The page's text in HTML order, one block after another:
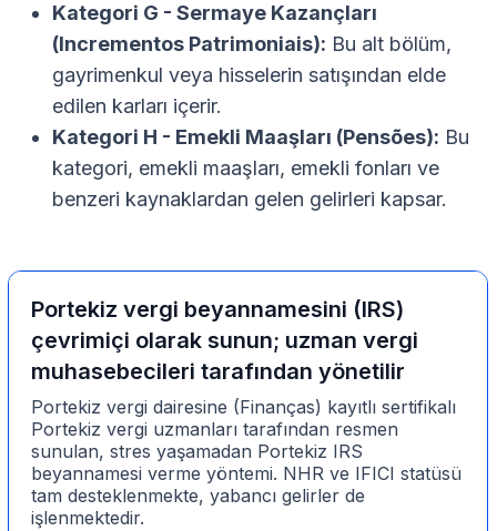
Kategori G - Sermaye Kazançları
(Incrementos Patrimoniais): Bu alt bölüm,
gayrimenkul veya hisselerin satışından elde
edilen karları içerir.
Kategori H - Emekli Maaşları (Pensões): Bu
kategori, emekli maaşları, emekli fonları ve
benzeri kaynaklardan gelen gelirleri kapsar.
Portekiz vergi beyannamesini (IRS)
çevrimiçi olarak sunun; uzman vergi
muhasebecileri tarafından yönetilir
Portekiz vergi dairesine (Finanças) kayıtlı sertifikalı
Portekiz vergi uzmanları tarafından resmen
sunulan, stres yaşamadan Portekiz IRS
beyannamesi verme yöntemi. NHR ve IFICI statüsü
tam desteklenmekte, yabancı gelirler de
işlenmektedir.